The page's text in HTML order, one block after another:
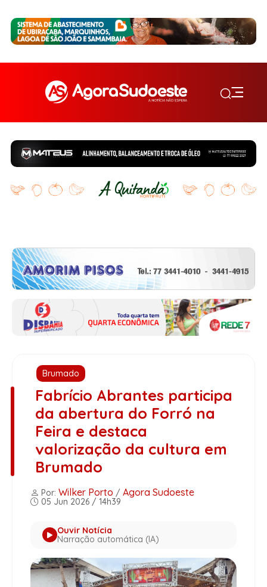
Brumado
Fabrício Abrantes participa
da abertura do Forró na
Feira e destaca
valorização da cultura em
Brumado
Por: Wilker Porto / Agora Sudoeste
05 Jun 2026 / 14h39
Ouvir Notícia
Narração automática (IA)